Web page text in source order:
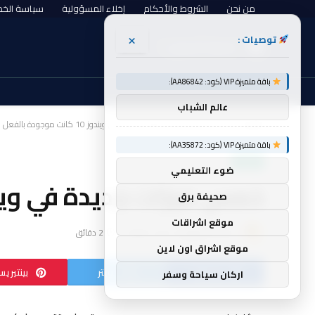
من نحن الشروط والأحكام إخلاء المسؤولية سياسة
الرئيسية »
linux
» خمس ميزات جديدة في ويندوز 10 كانت موجودة بالفعل على لينكس
LINUX
خمس ميزات جديدة في ويندوز 10 كانت موجودة
بواسطة golan 2 دقائق
فيسبوك تويتر
توصيات : ×
باقة متميزة VIP (كود: AA86842):
عالم الشباب
باقة متميزة VIP (كود: AA35872):
ضوء التعليمي
صحيفة برق
موقع اشراقات
موقع اشراق اون لاين
اركان سياحة وسفر